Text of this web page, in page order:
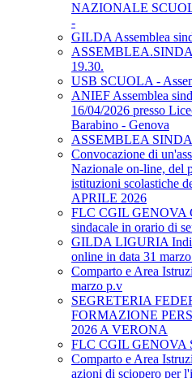
NAZIONALE
-
GILDA Assemblea
19.30.
USB SCUOLA -
ANIEF Assemblea
16/04/2026 presso
Barabino - Genova
ASSEMBLEA
Convocazione di
Nazionale on-line, del
istituzioni scolastiche
APRILE 2026
FLC CGIL GENOVA
sindacale in orario di
GILDA LIGURIA
online in data 31
Comparto e Area
marzo p.v
SEGRETERIA
FORMAZIONE
2026 A VERONA
FLC CGIL GENOVA
Comparto e Area
azioni di sciopero per